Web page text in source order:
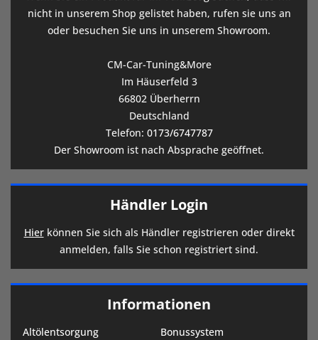
nicht in unserem Shop gelistet haben, rufen sie uns an
oder besuchen Sie uns in unserem Showroom.
CM-Car-Tuning&More
Im Häuserfeld 3
66802 Überherrn
Deutschland
Telefon: 0173/6747787
Der Showroom ist nach Absprache geöffnet.
Händler Login
Hierkönnen Sie sich als Händler registrieren oder direkt
anmelden, falls Sie schon registriert sind.
Informationen
Altölentsorgung
Bonussystem